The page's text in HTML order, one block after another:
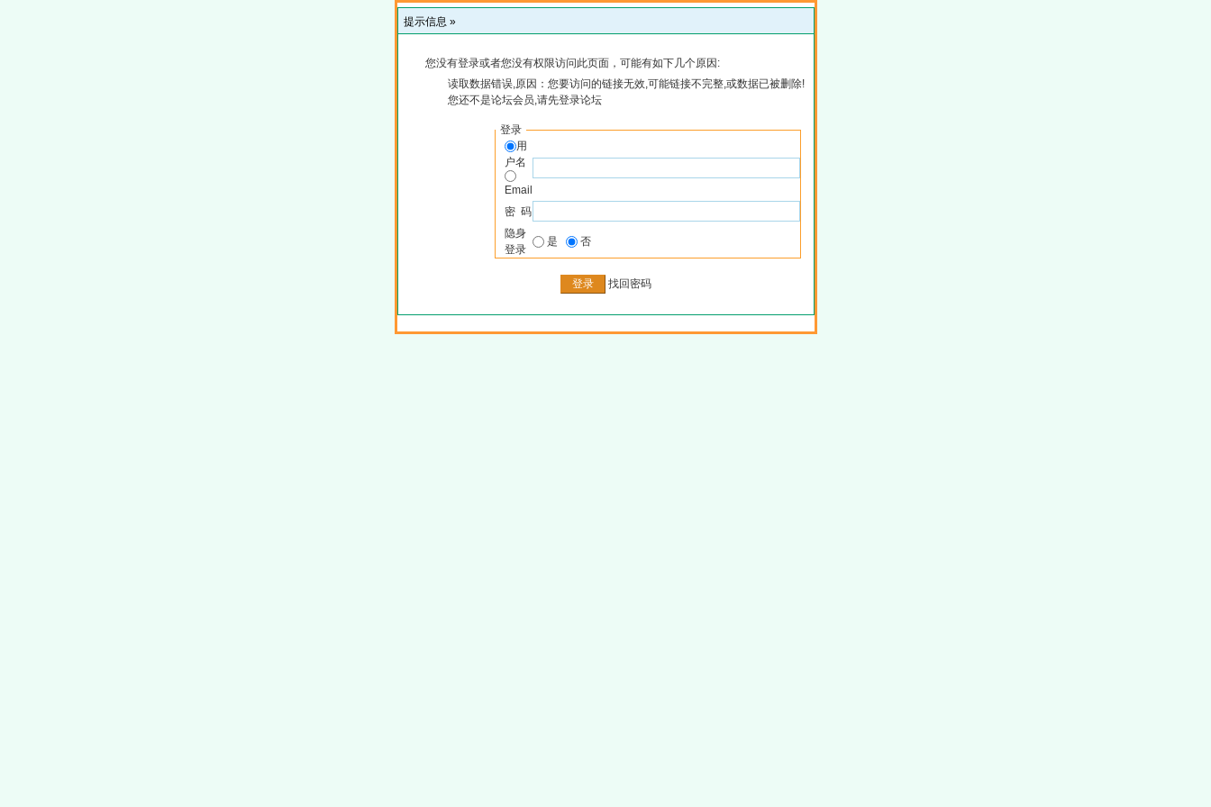
提示信息 »
您没有登录或者您没有权限访问此页面，可能有如下几个原因:
读取数据错误,原因：您要访问的链接无效,可能链接不完整,或数据已被删除!
您还不是论坛会员,请先登录论坛
登录
用
户名
Email
密 码
隐身
登录
是 否
找回密码